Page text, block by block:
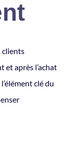
clients
et après l’achat
clé du